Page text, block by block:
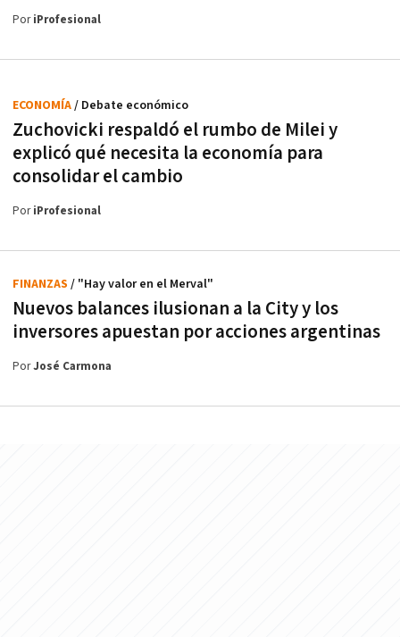
PoriProfesional
Zuchovicki respaldó el rumbo de Milei y
explicó qué necesita la economía para
consolidar el cambio
ECONOMÍA/ Debate económico
PoriProfesional
Nuevos balances ilusionan a la City y los
inversores apuestan por acciones argentinas
FINANZAS / "Hay valor en el Merval"
PorJosé Carmona